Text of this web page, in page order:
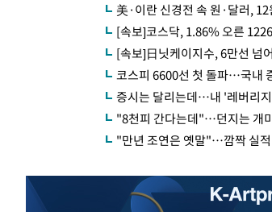
美·이란 신경전 속 원·달러,
[속보]코스닥, 1.86% 오른
[속보]日닛케이지수, 6만선 넘
코스피 6600선 첫 돌파…국내
증시는 달리는데…내 '레버리
"8천피 간다는데"…던지는 개
"만년 조연은 옛말"…깜짝 실